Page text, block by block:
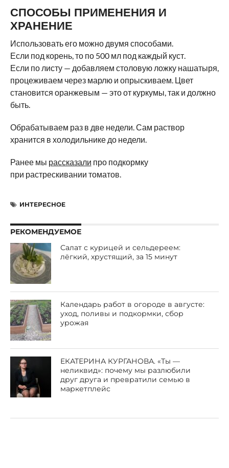
СПОСОБЫ ПРИМЕНЕНИЯ И
ХРАНЕНИЕ
Использовать его можно двумя способами.
Если под корень, то по 500 мл под каждый куст.
Если по листу — добавляем столовую ложку нашатыря,
процеживаем через марлю и опрыскиваем. Цвет
становится оранжевым — это от куркумы, так и должно
быть.
Обрабатываем раз в две недели. Сам раствор
хранится в холодильнике до недели.
Ранее мы рассказали про подкормку
при растрескивании томатов.
ИНТЕРЕСНОЕ
РЕКОМЕНДУЕМОЕ
Салат с курицей и сельдереем:
лёгкий, хрустящий, за 15 минут
Календарь работ в огороде в августе:
уход, поливы и подкормки, сбор
урожая
ЕКАТЕРИНА КУРГАНОВА. «Ты —
неликвид»: почему мы разлюбили
друг друга и превратили семью в
маркетплейс